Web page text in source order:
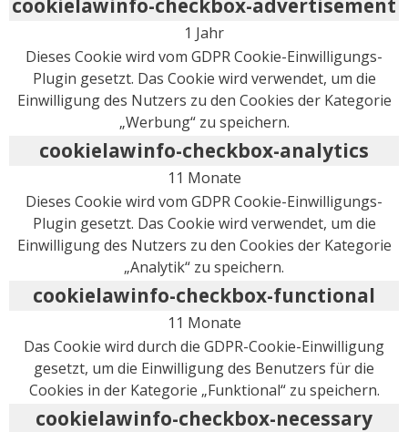
1 Jahr
Dieses Cookie wird vom GDPR Cookie-Einwilligungs-
Plugin gesetzt. Das Cookie wird verwendet, um die
Einwilligung des Nutzers zu den Cookies der Kategorie
„Werbung“ zu speichern.
cookielawinfo-checkbox-analytics
11 Monate
Dieses Cookie wird vom GDPR Cookie-Einwilligungs-
Plugin gesetzt. Das Cookie wird verwendet, um die
Einwilligung des Nutzers zu den Cookies der Kategorie
„Analytik“ zu speichern.
cookielawinfo-checkbox-functional
11 Monate
Das Cookie wird durch die GDPR-Cookie-Einwilligung
gesetzt, um die Einwilligung des Benutzers für die
Cookies in der Kategorie „Funktional“ zu speichern.
cookielawinfo-checkbox-necessary